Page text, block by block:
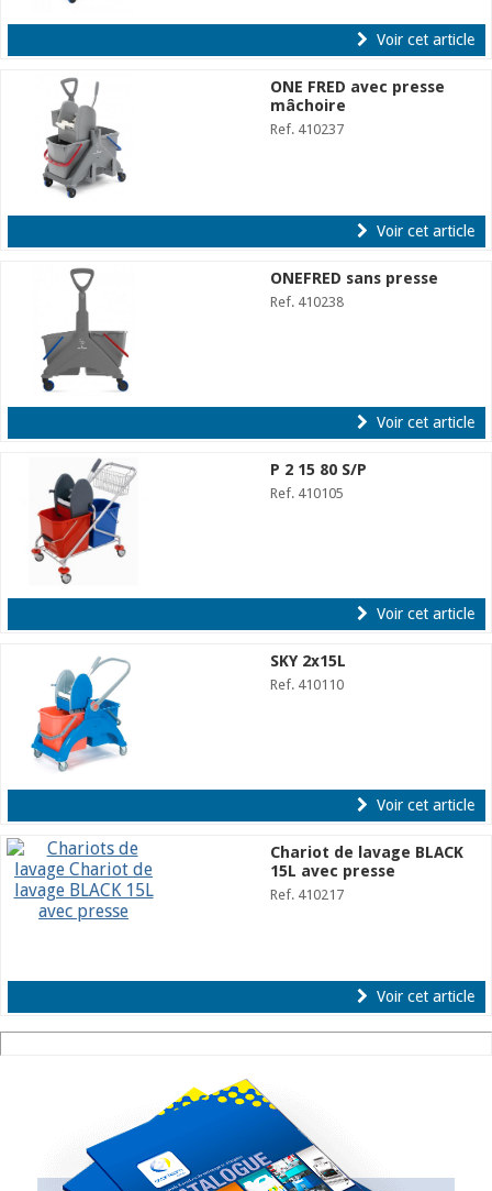
Voir cet article
ONE FRED avec presse
mâchoire
Ref. 410237
Voir cet article
ONEFRED sans presse
Ref. 410238
Voir cet article
P 2 15 80 S/P
Ref. 410105
Voir cet article
SKY 2x15L
Ref. 410110
Voir cet article
Chariot de lavage BLACK
15L avec presse
Ref. 410217
Voir cet article